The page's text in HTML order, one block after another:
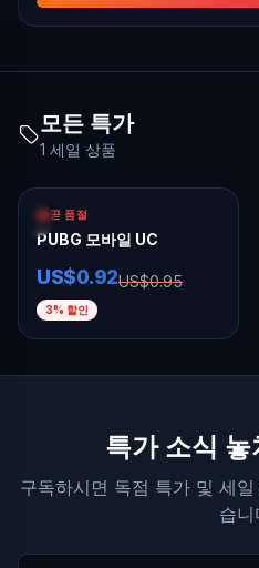
모든 특가
1 세일 상품
-3%
절약US$0.03
곧 품절
PUBG 모바일 UC
US$0.92US$0.95
3% 할인
특가 소식
구독하시면 독점 특가 및 세
습니